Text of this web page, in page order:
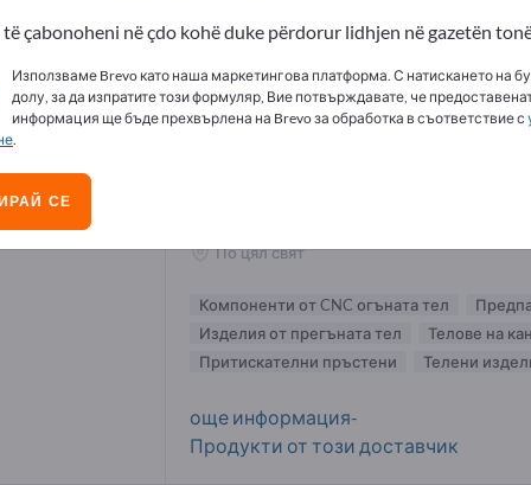
публикувайте тук
от CNC огъната тел
По цял свят
Компоненти от CNC огъната тел
Изделия от прегъната тел
Телове на
Притискателни пръстени
Телени
още информация-
Продукти от този доставчик
të çabonoheni në çdo kohë duke përdorur lidhjen në gazetën
Използваме Brevo като наша маркетингова платформа. С натискането на
долу, за да изпратите този формуляр, Вие потвърждавате, че
информация ще бъде прехвърлена на Brevo за обработка в съответствие с
.
СЕ